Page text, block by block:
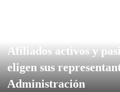
Afiliados activos y
eligen sus
Administración